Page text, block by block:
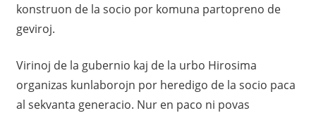
konstruon de la socio por komuna partopreno de
geviroj.
Virinoj de la gubernio kaj de la urbo Hirosima
organizas kunlaborojn por heredigo de la socio paca
al sekvanta generacio. Nur en paco ni povas